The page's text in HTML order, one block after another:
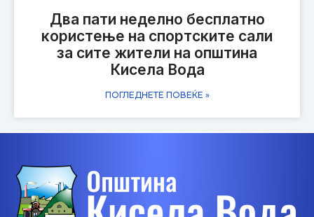
Два пати неделно бесплатно
користење на спортските сали
за сите жители на општина
Кисела Вода
ПОГЛЕДНЕТЕ ПОВЕЌЕ »